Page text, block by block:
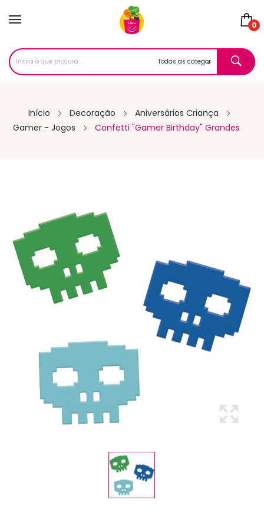
0
Início Decoração
Aniversários Criança
Gamer - Jogos
Confetti "Gamer Birthday" Grandes